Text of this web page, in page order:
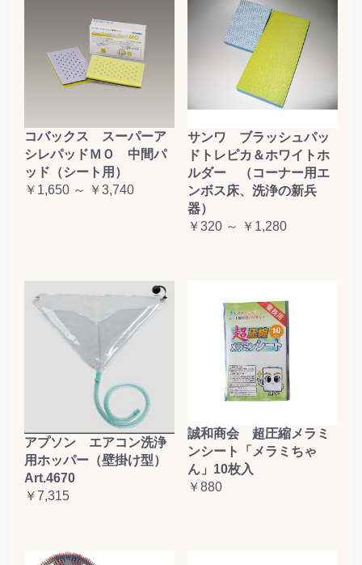
コバックス スーパーア
シレパッドＭＯ 中間パ
ッド（シート用）
￥1,650 ～ ￥3,740
サンワ ブラッシュパッ
ドトレピカ＆ホワイトホ
ルダー （コーナー用エ
ンボス床、洗浄の新兵
器）
￥320 ～ ￥1,280
アプソン エアコン洗浄
用ホッパー（壁掛け型）
Art.4670
￥7,315
誠和商会 超圧縮メラミ
ンシート「メラミちゃ
ん」10枚入
￥880